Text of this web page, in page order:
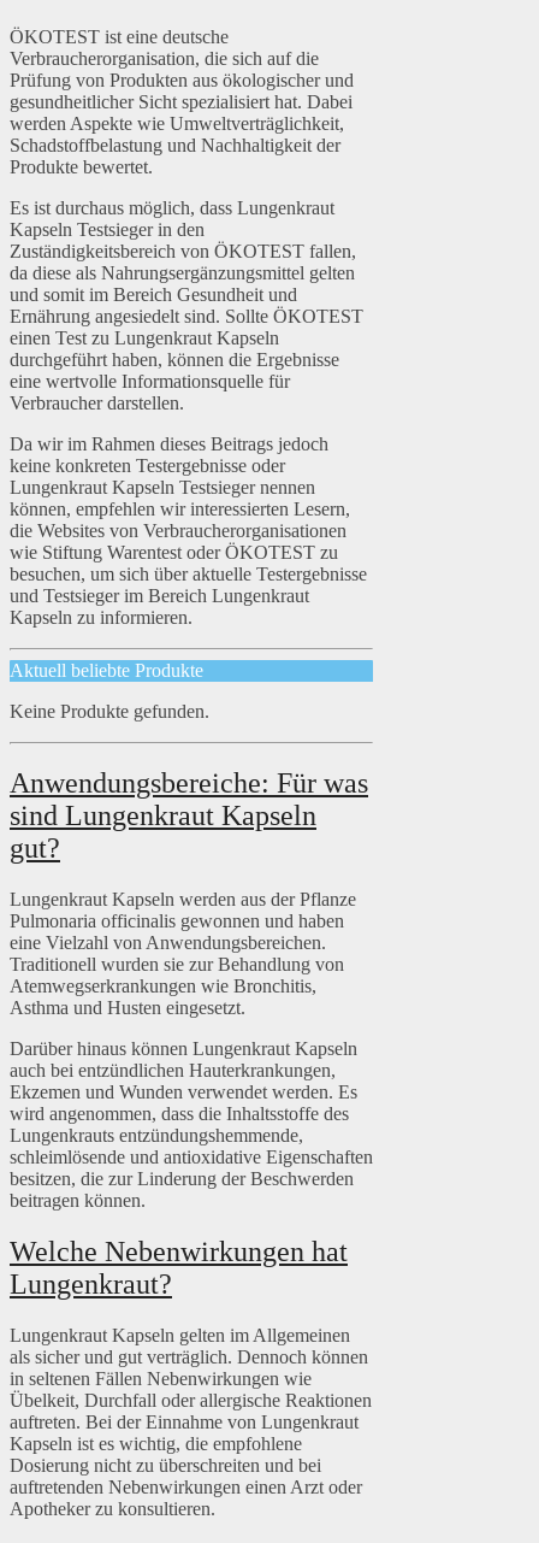
ÖKOTEST ist eine deutsche
Verbraucherorganisation, die sich auf die
Prüfung von Produkten aus ökologischer und
gesundheitlicher Sicht spezialisiert hat. Dabei
werden Aspekte wie Umweltverträglichkeit,
Schadstoffbelastung und Nachhaltigkeit der
Produkte bewertet.
Es ist durchaus möglich, dass Lungenkraut
Kapseln Testsieger in den
Zuständigkeitsbereich von ÖKOTEST fallen,
da diese als Nahrungsergänzungsmittel gelten
und somit im Bereich Gesundheit und
Ernährung angesiedelt sind. Sollte ÖKOTEST
einen Test zu Lungenkraut Kapseln
durchgeführt haben, können die Ergebnisse
eine wertvolle Informationsquelle für
Verbraucher darstellen.
Da wir im Rahmen dieses Beitrags jedoch
keine konkreten Testergebnisse oder
Lungenkraut Kapseln Testsieger nennen
können, empfehlen wir interessierten Lesern,
die Websites von Verbraucherorganisationen
wie Stiftung Warentest oder ÖKOTEST zu
besuchen, um sich über aktuelle Testergebnisse
und Testsieger im Bereich Lungenkraut
Kapseln zu informieren.
Aktuell beliebte Produkte
Keine Produkte gefunden.
Anwendungsbereiche: Für was
sind Lungenkraut Kapseln
gut?
Lungenkraut Kapseln werden aus der Pflanze
Pulmonaria officinalis gewonnen und haben
eine Vielzahl von Anwendungsbereichen.
Traditionell wurden sie zur Behandlung von
Atemwegserkrankungen wie Bronchitis,
Asthma und Husten eingesetzt.
Darüber hinaus können Lungenkraut Kapseln
auch bei entzündlichen Hauterkrankungen,
Ekzemen und Wunden verwendet werden. Es
wird angenommen, dass die Inhaltsstoffe des
Lungenkrauts entzündungshemmende,
schleimlösende und antioxidative Eigenschaften
besitzen, die zur Linderung der Beschwerden
beitragen können.
Welche Nebenwirkungen hat
Lungenkraut?
Lungenkraut Kapseln gelten im Allgemeinen
als sicher und gut verträglich. Dennoch können
in seltenen Fällen Nebenwirkungen wie
Übelkeit, Durchfall oder allergische Reaktionen
auftreten. Bei der Einnahme von Lungenkraut
Kapseln ist es wichtig, die empfohlene
Dosierung nicht zu überschreiten und bei
auftretenden Nebenwirkungen einen Arzt oder
Apotheker zu konsultieren.